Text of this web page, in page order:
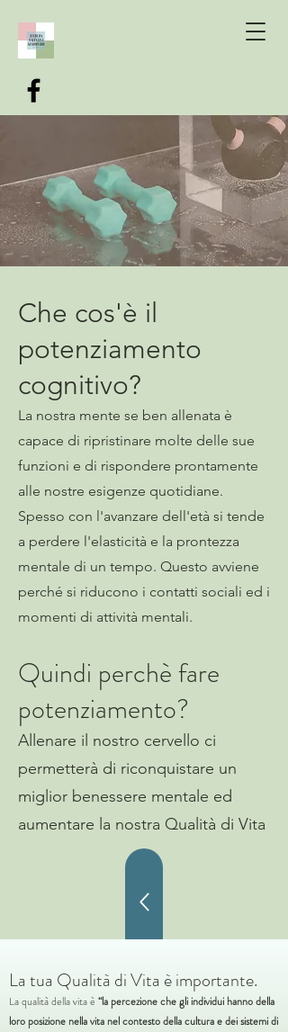
Che cos'è il
potenziamento
cognitivo?
La nostra mente se ben allenata è
capace di ripristinare molte delle sue
funzioni e di rispondere prontamente
alle nostre esigenze quotidiane.
Spesso con l'avanzare dell'età si tende
a perdere l'elasticità e la prontezza
mentale di un tempo. Questo avviene
perché si riducono i contatti sociali ed i
momenti di attività mentali.
Quindi perchè fare
potenziamento?
Allenare il nostro cervello ci
permetterà di riconquistare un
miglior benessere mentale ed
aumentare la nostra Qualità di Vita
La tua Qualità di Vita è importante.
La qualità della vita è “la percezione che gli individui hanno della
loro posizione nella vita nel contesto della cultura e dei sistemi di